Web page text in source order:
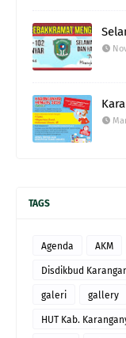
TAGS
Agenda AKM
Disdikbud
galeri gallery
HUT Kab.